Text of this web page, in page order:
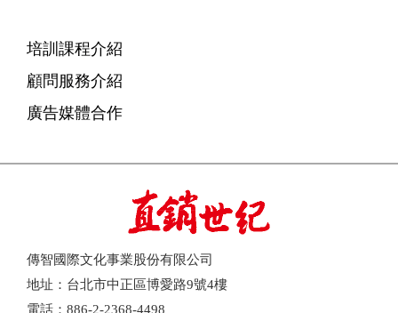
培訓課程介紹
顧問服務介紹
廣告媒體合作
傳智國際文化事業股份有限公司
地址：台北市中正區博愛路9號4樓
電話：886-2-2368-4498